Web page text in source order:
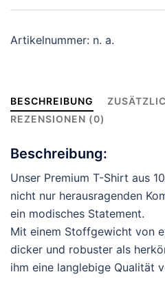
Menge
Artikelnummer: n. a.
BESCHREIBUNG
REZENSIONEN (0)
Beschreibung:
Unser Premium T-Shirt aus
nicht nur herausragenden
ein modisches Statement.
Mit einem Stoffgewicht von
dicker und robuster als
ihm eine langlebige Qualität